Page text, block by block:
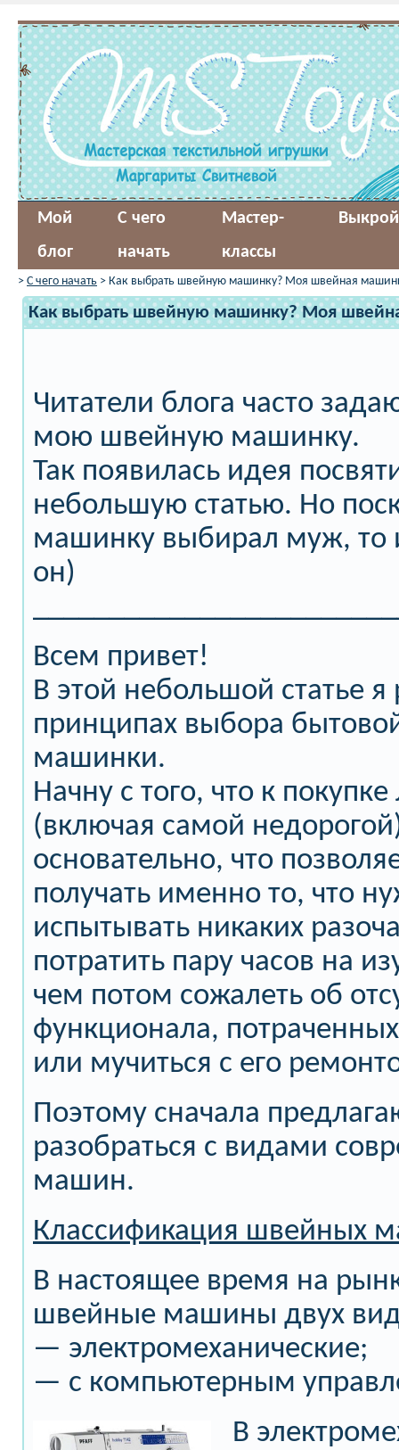
Мой
блог
С чего
начать
Мастер-
классы
> С чего начать > Как выбрать швейную машинку? Моя швейная
Как выбрать швейную машинку? Моя
Читатели блога часто
мою швейную машинку.
Так появилась идея
небольшую статью. Но
машинку выбирал муж, то
он)
Всем привет!
В этой небольшой статье
принципах выбора
машинки.
Начну с того, что к
(включая самой
основательно, что
получать именно то, что
испытывать никаких
потратить пару часов на
чем потом сожалеть об
функционала,
или мучиться с его
Поэтому сначала
разобраться с видами
машин.
Классификация швейных
В настоящее время на
швейные машины двух
— электромеханические;
— с компьютерным
В